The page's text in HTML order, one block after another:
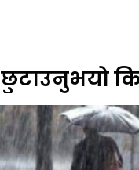
छुटाउनुभयो